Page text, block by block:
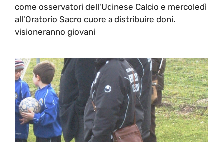
come osservatori dell'Udinese Calcio e mercoledì
all'Oratorio Sacro cuore a distribuire doni.
visioneranno giovani